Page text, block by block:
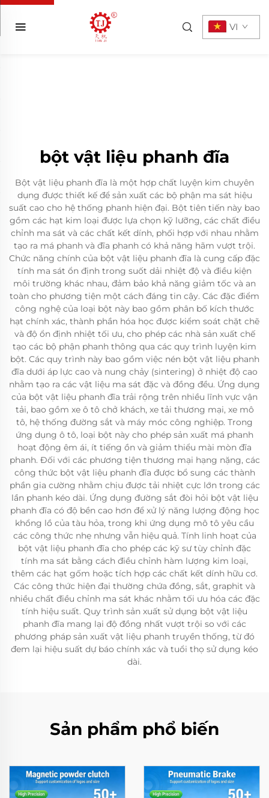
VI
bột vật liệu phanh đĩa
Bột vật liệu phanh đĩa là một hợp chất luyện kim chuyên
dụng được thiết kế để sản xuất các bộ phận ma sát hiệu
suất cao cho hệ thống phanh hiện đại. Bột tiên tiến này bao
gồm các hạt kim loại được lựa chọn kỹ lưỡng, các chất điều
chỉnh ma sát và các chất kết dính, phối hợp với nhau nhằm
tạo ra má phanh và đĩa phanh có khả năng hãm vượt trội.
Chức năng chính của bột vật liệu phanh đĩa là cung cấp đặc
tính ma sát ổn định trong suốt dải nhiệt độ và điều kiện
môi trường khác nhau, đảm bảo khả năng giảm tốc và an
toàn cho phương tiện một cách đáng tin cậy. Các đặc điểm
công nghệ của loại bột này bao gồm phân bố kích thước
hạt chính xác, thành phần hóa học được kiểm soát chặt chẽ
và độ ổn định nhiệt tối ưu, cho phép các nhà sản xuất chế
tạo các bộ phận phanh thông qua các quy trình luyện kim
bột. Các quy trình này bao gồm việc nén bột vật liệu phanh
đĩa dưới áp lực cao và nung chảy (sintering) ở nhiệt độ cao
nhằm tạo ra các vật liệu ma sát đặc và đồng đều. Ứng dụng
của bột vật liệu phanh đĩa trải rộng trên nhiều lĩnh vực vận
tải, bao gồm xe ô tô chở khách, xe tải thương mại, xe mô
tô, hệ thống đường sắt và máy móc công nghiệp. Trong
ứng dụng ô tô, loại bột này cho phép sản xuất má phanh
hoạt động êm ái, ít tiếng ồn và giảm thiểu mài mòn đĩa
phanh. Đối với các phương tiện thương mại hạng nặng, các
công thức bột vật liệu phanh đĩa được bổ sung các thành
phần gia cường nhằm chịu được tải nhiệt cực lớn trong các
lần phanh kéo dài. Ứng dụng đường sắt đòi hỏi bột vật liệu
phanh đĩa có độ bền cao hơn để xử lý năng lượng động học
khổng lồ của tàu hỏa, trong khi ứng dụng mô tô yêu cầu
các công thức nhẹ nhưng vẫn hiệu quả. Tính linh hoạt của
bột vật liệu phanh đĩa cho phép các kỹ sư tùy chỉnh đặc
tính ma sát bằng cách điều chỉnh hàm lượng kim loại,
thêm các hạt gốm hoặc tích hợp các chất kết dính hữu cơ.
Các công thức hiện đại thường chứa đồng, sắt, graphit và
nhiều chất điều chỉnh ma sát khác nhằm tối ưu hóa các đặc
tính hiệu suất. Quy trình sản xuất sử dụng bột vật liệu
phanh đĩa mang lại độ đồng nhất vượt trội so với các
phương pháp sản xuất vật liệu phanh truyền thống, từ đó
đem lại hiệu suất dự báo chính xác và tuổi thọ sử dụng kéo
dài.
Sản phẩm phổ biến